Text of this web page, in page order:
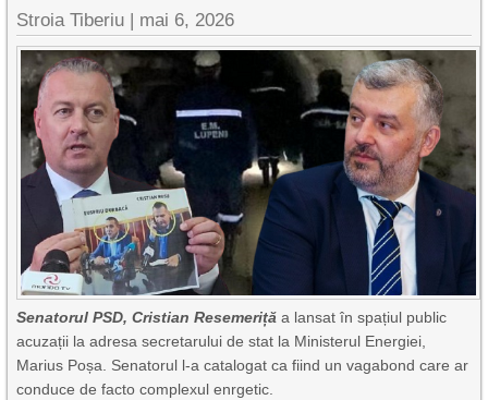
Stroia Tiberiu | mai 6, 2026
Senatorul PSD, Cristian Resemeriță a lansat în spațiul public
acuzații la adresa secretarului de stat la Ministerul Energiei,
Marius Poșa. Senatorul l-a catalogat ca fiind un vagabond care ar
conduce de facto complexul enrgetic.